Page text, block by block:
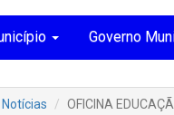
Governo
Notícias OFICINA